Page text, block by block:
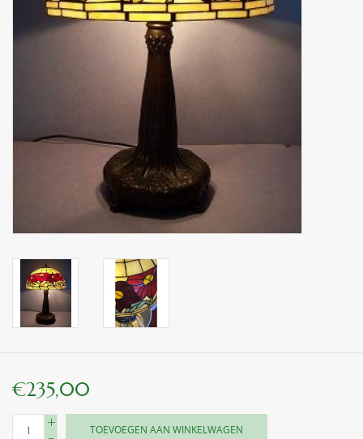
binnen en of buiten.
Cadeau artikelen
Winkel decoratie
€235,00
+
TOEVOEGEN AAN WINKELWAGEN